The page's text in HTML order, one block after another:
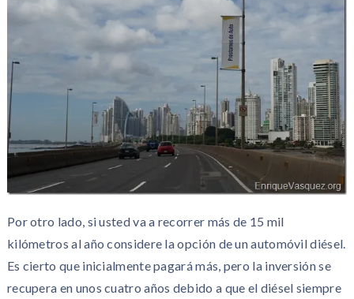
Por otro lado, si usted va a recorrer más de 15 mil
kilómetros al año considere la opción de un automóvil diésel.
Es cierto que inicialmente pagará más, pero la inversión se
recupera en unos cuatro años debido a que el diésel siempre